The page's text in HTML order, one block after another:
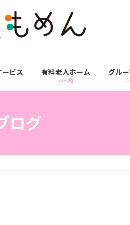
ービス 有料老人ホーム
あん堵
グル
ログ